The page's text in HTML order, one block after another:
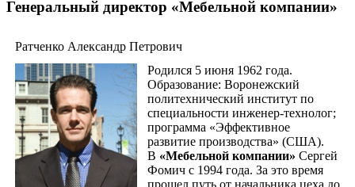
Генеральный директор «Мебельной компании»
Ратченко Александр Петрович
Родился 5 июня 1962 года.
Образование: Воронежский
политехнический институт по
специальности инженер-технолог;
программа «Эффективное
развитие производства» (США).
В «Мебельной компании» Сергей
Фомич с 1994 года. За это время
прошел путь от начальника цеха до